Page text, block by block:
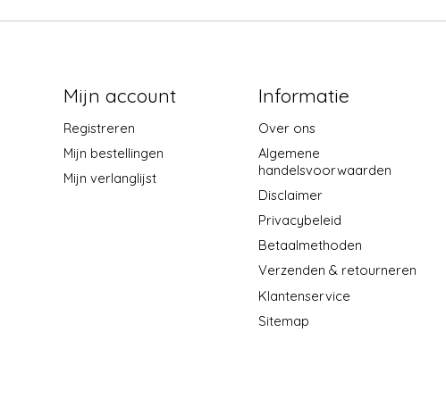
Mijn account
Registreren
Mijn bestellingen
Mijn verlanglijst
Informatie
Over ons
Algemene
handelsvoorwaarden
Disclaimer
Privacybeleid
Betaalmethoden
Verzenden & retourneren
Klantenservice
Sitemap